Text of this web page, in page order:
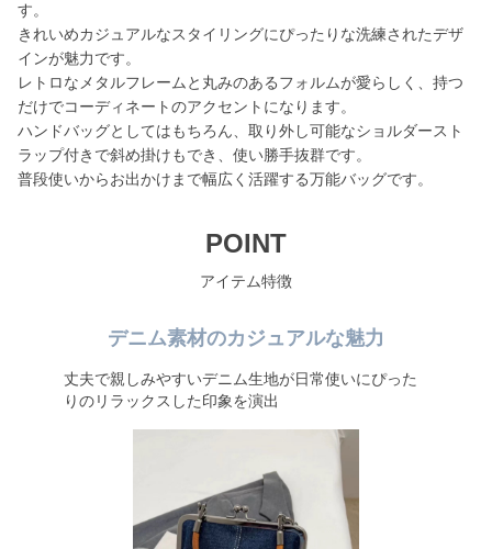
す。
きれいめカジュアルなスタイリングにぴったりな洗練されたデザ
インが魅力です。
レトロなメタルフレームと丸みのあるフォルムが愛らしく、持つ
だけでコーディネートのアクセントになります。
ハンドバッグとしてはもちろん、取り外し可能なショルダースト
ラップ付きで斜め掛けもでき、使い勝手抜群です。
普段使いからお出かけまで幅広く活躍する万能バッグです。
POINT
アイテム特徴
デニム素材のカジュアルな魅力
丈夫で親しみやすいデニム生地が日常使いにぴった
りのリラックスした印象を演出